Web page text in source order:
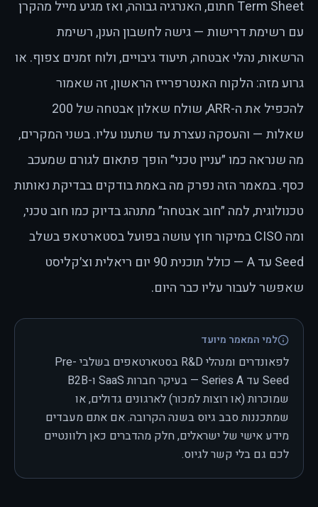
Term Sheet חתום, האנרגיה גבוהה, ואז מגיע מייל מהקרן
עם רשימת דרישות — גישה לחשבון הענן, רשימת
הרשאות, נהלי אבטחה, תיעוד גיבויים, ולוח זמנים צפוף. או
גרוע מזה: הלקוח האנטרפרייז הראשון, זה שאמור
להכפיל את ה-ARR, שולח שאלון אבטחה של 200
שאלות — והעסקה נעצרת עד שתענו עליו. בשני המקרים,
מה שנראה כמו ״עניין טכני״ הופך פתאום לגורם שמעכב
כסף. במאמר הזה נפרק מה באמת בודקים בבדיקת נאותות
טכנולוגית, למה ״חוב אבטחה״ מתנהג בדיוק כמו חוב טכני,
ומה CISO במיקור חוץ עושה בפועל בסטארטאפ בשלב
Seed עד A — כולל תוכנית 90 יום ריאלית וצ׳קליסט
שאפשר לעבור עליו כבר היום.
למי המאמר מיועד
לפאונדרים ומנהלי R&D בסטארטאפים בשלבי Pre-
Seed עד Series A — בעיקר חברות SaaS ו-B2B
שמוכרות (או רוצות למכור) לארגונים גדולים, או
שמתכננות סבב גיוס בשנה הקרובה. אם אתם מעבדים
מידע אישי של ישראלים, חלק מהדברים כאן רלוונטיים
לכם גם בלי קשר לגיוס.